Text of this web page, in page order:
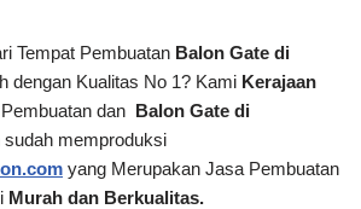
Tempat Pembuatan Balon Gate di
dengan Kualitas No 1? Kami Kerajaan
dan Balon Gate di
sudah memproduksi
yang Merupakan Jasa Pembuatan
Murah dan Berkualitas.